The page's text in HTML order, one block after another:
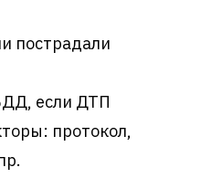
пострадали
если ДТП
протокол,